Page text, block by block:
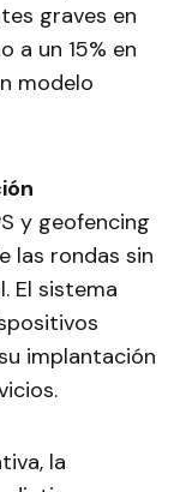
graves en
a un 15% en
modelo
y geofencing
las rondas sin
El sistema
implantación
la